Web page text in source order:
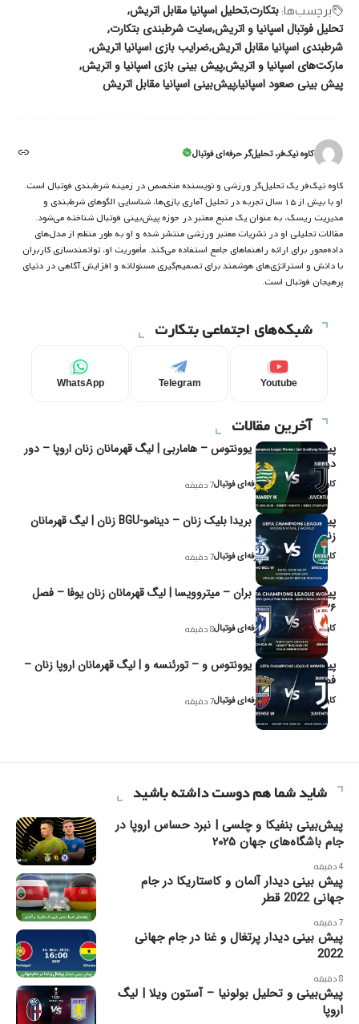
برچسب‌‌ها: بتکارتتحلیل اسپانیا مقابل اتریش
تحلیل فوتبال اسپانیا و اتریشسایت شرطبندی بتکارت
شرطبندی اسپانیا مقابل اتریشضرایب بازی اسپانیا اتریش
مارکت‌های اسپانیا و اتریشپیش بینی بازی اسپانیا و اتریش
پیش بینی صعود اسپانیاپیش‌بینی اسپانیا مقابل اتریش
کاوه نیک‌فر، تحلیل‌گر حرفه‌ای فوتبال
کاوه نیک‌فر یک تحلیل‌گر ورزشی و نویسنده متخصص در زمینه شرط‌بندی فوتبال است.
او با بیش از ۱۵ سال تجربه در تحلیل آماری بازی‌ها، شناسایی الگوهای شرط‌بندی و
مدیریت ریسک، به عنوان یک منبع معتبر در حوزه پیش‌بینی فوتبال شناخته می‌شود.
مقالات تحلیلی او در نشریات معتبر ورزشی منتشر شده و او به طور منظم از مدل‌های
داده‌محور برای ارائه راهنماهای جامع استفاده می‌کند. مأموریت او، توانمندسازی کاربران
با دانش و استراتژی‌های هوشمند برای تصمیم‌گیری مسئولانه و افزایش آگاهی در دنیای
پرهیجان فوتبال است.
شبکه‌های اجتماعی بتکارت
Youtube
Telegram
WhatsApp
آخرین مقالات
پیش‌بینی و تحلیل یوونتوس – هاماربی | لیگ قهرمانان زنان اروپا – دور
دوم مرحله
کاوه نیک‌فر، تحلیل‌گر حرفه‌ای فوتبال7 دقیقه
پیش‌بینی و تحلیل بریدا بلیک زنان – دینامو-BGU زنان | لیگ قهرمانان
زنان یوفا
کاوه نیک‌فر، تحلیل‌گر حرفه‌ای فوتبال7 دقیقه
پیش‌بینی و تحلیل بران – میتروویسا | لیگ قهرمانان زنان یوفا – فصل
۲۰۲۶
کاوه نیک‌فر، تحلیل‌گر حرفه‌ای فوتبال8 دقیقه
پیش‌بینی و تحلیل یوونتوس و – تورئنسه و | لیگ قهرمانان اروپا زنان –
فصل ۲۰۲۶
کاوه نیک‌فر، تحلیل‌گر حرفه‌ای فوتبال7 دقیقه
شاید شما هم دوست داشته باشید
پیش‌بینی بنفیکا و چلسی | نبرد حساس اروپا در
جام باشگاه‌های جهان ۲۰۲۵
4 دقیقه
پیش بینی دیدار آلمان و کاستاریکا در جام
جهانی 2022 قطر
7 دقیقه
پیش بینی دیدار پرتغال و غنا در جام جهانی
2022
8 دقیقه
پیش‌بینی و تحلیل بولونیا – آستون ویلا | لیگ
اروپا